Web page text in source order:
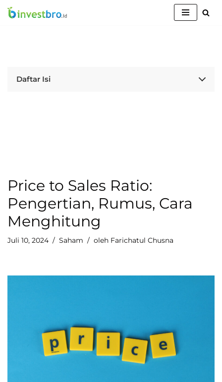
Daftar Isi
Price to Sales Ratio:
Pengertian, Rumus, Cara
Menghitung
Juli 10, 2024 Saham oleh Farichatul Chusna